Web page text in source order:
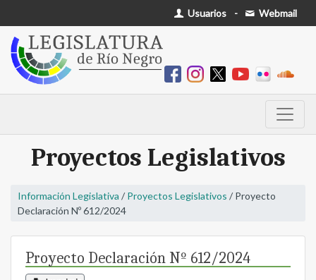
Usuarios - Webmail
Proyectos Legislativos
Información Legislativa / Proyectos Legislativos / Proyecto
Declaración Nº 612/2024
Proyecto Declaración Nº 612/2024